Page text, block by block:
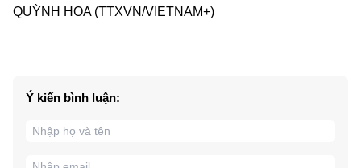
QUỲNH HOA (TTXVN/VIETNAM+)
Ý kiến bình luận: